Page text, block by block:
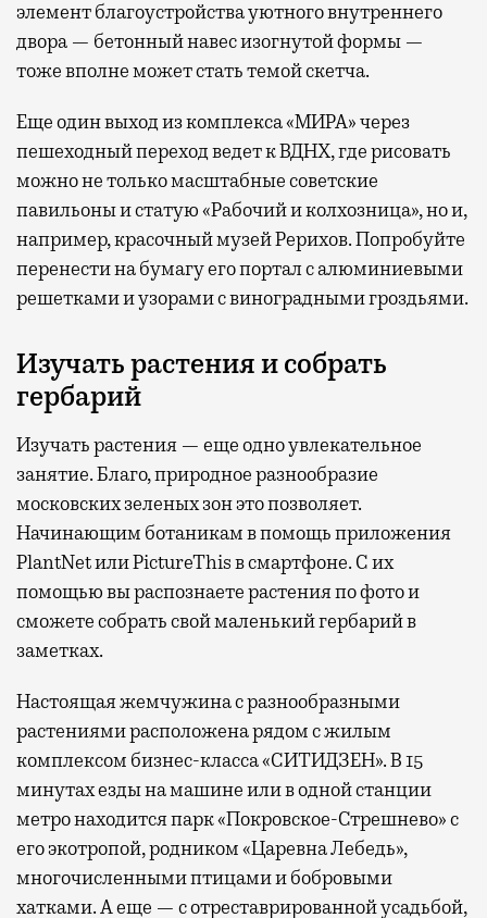
элемент благоустройства уютного внутреннего
двора — бетонный навес изогнутой формы —
тоже вполне может стать темой скетча.
Еще один выход из комплекса «МИРА» через
пешеходный переход ведет к ВДНХ, где рисовать
можно не только масштабные советские
павильоны и статую «Рабочий и колхозница», но и,
например, красочный музей Рерихов. Попробуйте
перенести на бумагу его портал с алюминиевыми
решетками и узорами с виноградными гроздьями.
Изучать растения и собрать
гербарий
Изучать растения — еще одно увлекательное
занятие. Благо, природное разнообразие
московских зеленых зон это позволяет.
Начинающим ботаникам в помощь приложения
PlantNet или PictureThis в смартфоне. С их
помощью вы распознаете растения по фото и
сможете собрать свой маленький гербарий в
заметках.
Настоящая жемчужина с разнообразными
растениями расположена рядом с жилым
комплексом бизнес-класса «СИТИДЗЕН». В 15
минутах езды на машине или в одной станции
метро находится парк «Покровское-Стрешнево» с
его экотропой, родником «Царевна Лебедь»,
многочисленными птицами и бобровыми
хатками. А еще — с отреставрированной усадьбой,